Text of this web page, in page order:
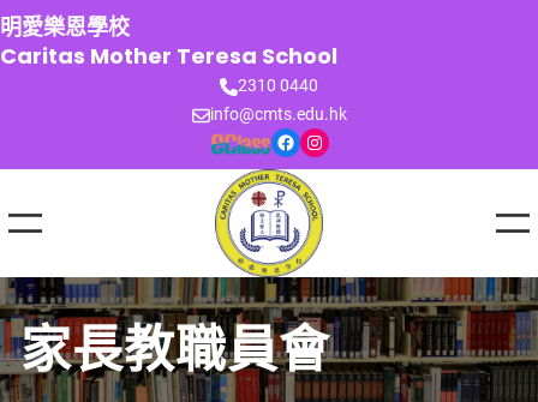
跳
至
主
明愛樂恩學校
Caritas Mother Teresa School
2310 0440
info@cmts.edu.hk
Facebook Instagram
家長教職員會